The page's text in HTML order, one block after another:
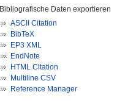
Bibliografische Daten exportieren
ASCII Citation
BibTeX
EP3 XML
EndNote
HTML Citation
Multiline CSV
Reference Manager